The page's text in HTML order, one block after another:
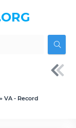
» VA - Record